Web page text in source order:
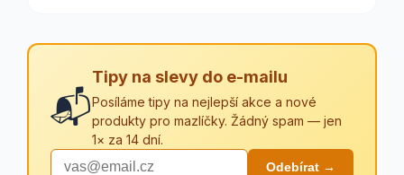
📬
Tipy na slevy do e-mailu
Posíláme tipy na nejlepší akce a nové
produkty pro mazlíčky. Žádný spam — jen
1× za 14 dní.
Odebírat →